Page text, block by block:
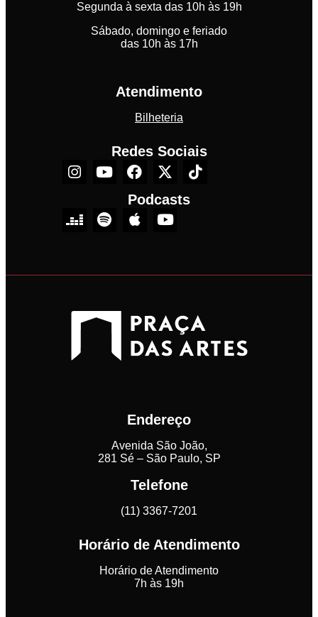
Segunda à sexta das 10h às 19h
Sábado, domingo e feriado
das 10h às 17h
Atendimento
Bilheteria
Redes Sociais
Podcasts
Endereço
Avenida São João,
281 Sé – São Paulo, SP
Telefone
(11) 3367-7201
Horário de Atendimento
Horário de Atendimento
7h às 19h